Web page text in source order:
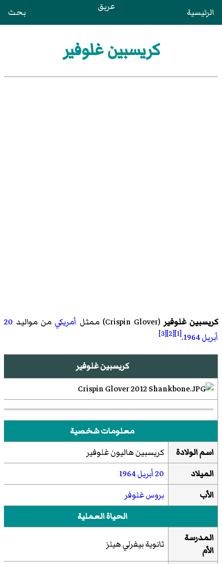
الرئيسية عريق بحث
كريسبين غلوفير
كريسبين غلوفير (
Crispin Glover)‏ ممثل أمريكي من مواليد 20
أبريل1964
.
[1]
[2]
[3]
كريسبين غلوفير
معلومات شخصية
اسم الولادة
كريسبين هاليون غلوفير
الميلاد
20 أبريل
1964
الأب
بروس غلوفر
الحياة العملية
المدرسة
الأم
ثانوية بيفرلي هيلز